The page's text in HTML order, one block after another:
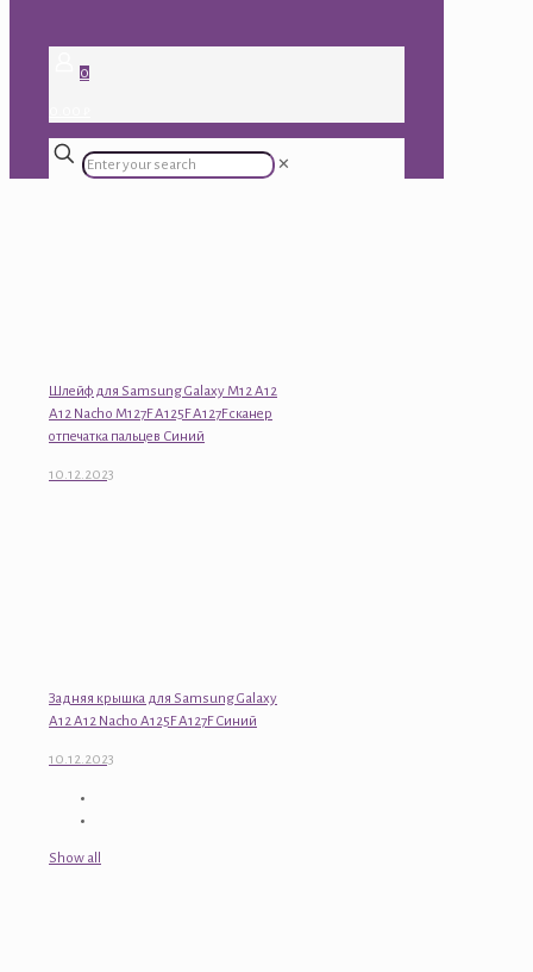
0
✕
Шлейф для Samsung Galaxy M12 A12
A12 Nacho M127F A125F A127F сканер
отпечатка пальцев Синий
10.12.2023
Задняя крышка для Samsung Galaxy
A12 A12 Nacho A125F A127F Синий
10.12.2023
Show all